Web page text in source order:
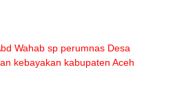
Wahab sp perumnas Desa
kebayakan kabupaten Aceh